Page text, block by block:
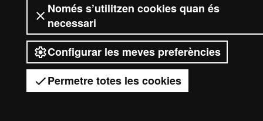
Només s’utilitzen cookies quan és
necessari
Configurar les meves preferències
Permetre totes les cookies